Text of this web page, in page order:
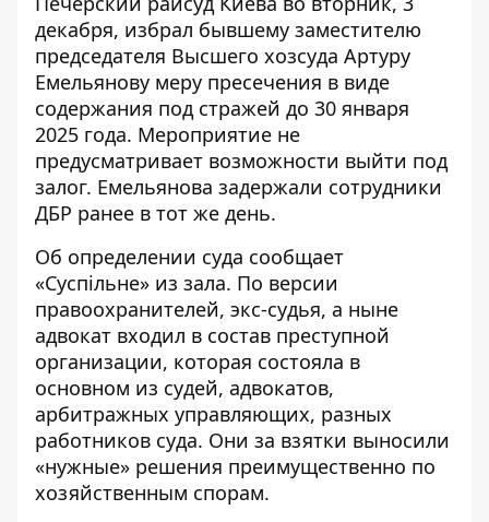
декабря, избрал бывшему заместителю
председателя Высшего хозсуда Артуру
Емельянову меру пресечения в виде
содержания под стражей до 30 января
2025 года. Мероприятие не
предусматривает возможности выйти под
залог. Емельянова задержали сотрудники
ДБР ранее в тот же день.
Об определении суда сообщает
«Суспільне» из зала. По версии
правоохранителей, экс-судья, а ныне
адвокат входил в состав преступной
организации, которая состояла в
основном из судей, адвокатов,
арбитражных управляющих, разных
работников суда. Они за взятки выносили
«нужные» решения преимущественно по
хозяйственным спорам.